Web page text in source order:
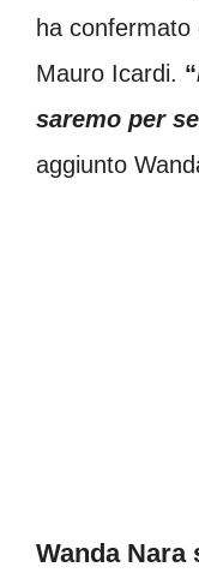
ha confermato
Mauro Icardi. “
saremo per
aggiunto
Wanda